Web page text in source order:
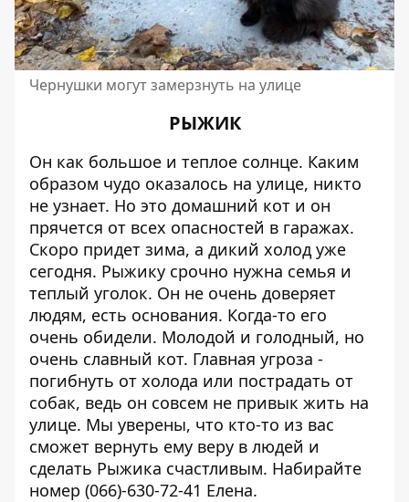
Чернушки могут замерзнуть на улице
РЫЖИК
Он как большое и теплое солнце. Каким
образом чудо оказалось на улице, никто
не узнает. Но это домашний кот и он
прячется от всех опасностей в гаражах.
Скоро придет зима, а дикий холод уже
сегодня. Рыжику срочно нужна семья и
теплый уголок. Он не очень доверяет
людям, есть основания. Когда-то его
очень обидели. Молодой и голодный, но
очень славный кот. Главная угроза -
погибнуть от холода или пострадать от
собак, ведь он совсем не привык жить на
улице. Мы уверены, что кто-то из вас
сможет вернуть ему веру в людей и
сделать Рыжика счастливым. Набирайте
номер (066)-630-72-41 Елена.